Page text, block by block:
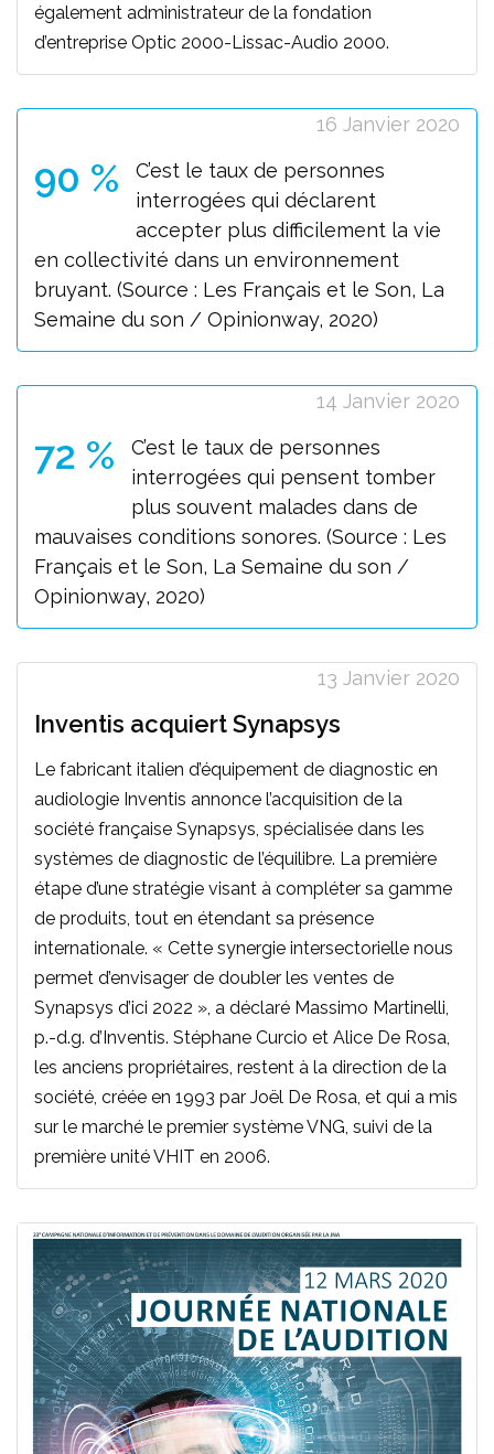
également administrateur de la fondation
d’entreprise Optic 2000-Lissac-Audio 2000.
16 Janvier 2020
90 %
C’est le taux de personnes
interrogées qui déclarent
accepter plus difficilement la vie
en collectivité dans un environnement
bruyant. (Source : Les Français et le Son, La
Semaine du son / Opinionway, 2020)
14 Janvier 2020
72 %
C’est le taux de personnes
interrogées qui pensent tomber
plus souvent malades dans de
mauvaises conditions sonores. (Source : Les
Français et le Son, La Semaine du son /
Opinionway, 2020)
13 Janvier 2020
Inventis acquiert Synapsys
Le fabricant italien d’équipement de diagnostic en
audiologie Inventis annonce l’acquisition de la
société française Synapsys, spécialisée dans les
systèmes de diagnostic de l’équilibre. La première
étape d’une stratégie visant à compléter sa gamme
de produits, tout en étendant sa présence
internationale. « Cette synergie intersectorielle nous
permet d’envisager de doubler les ventes de
Synapsys d’ici 2022 », a déclaré Massimo Martinelli,
p.-d.g. d’Inventis. Stéphane Curcio et Alice De Rosa,
les anciens propriétaires, restent à la direction de la
société, créée en 1993 par Joël De Rosa, et qui a mis
sur le marché le premier système VNG, suivi de la
première unité VHIT en 2006.